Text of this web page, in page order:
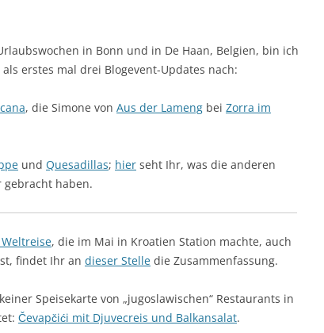
in Bonn und in De Haan, Belgien, bin ich
erstes mal drei Blogevent-Updates nach:
, die Simone von Aus der Lameng bei Zorra im
und Quesadillas; hier seht Ihr, was die anderen
gebracht haben.
, die im Mai in Kroatien Station machte, auch
findet Ihr an dieser Stelle die Zusammenfassung.
Speisekarte von „jugoslawischen“ Restaurants in
Čevapčići mit Djuvecreis und Balkansalat.